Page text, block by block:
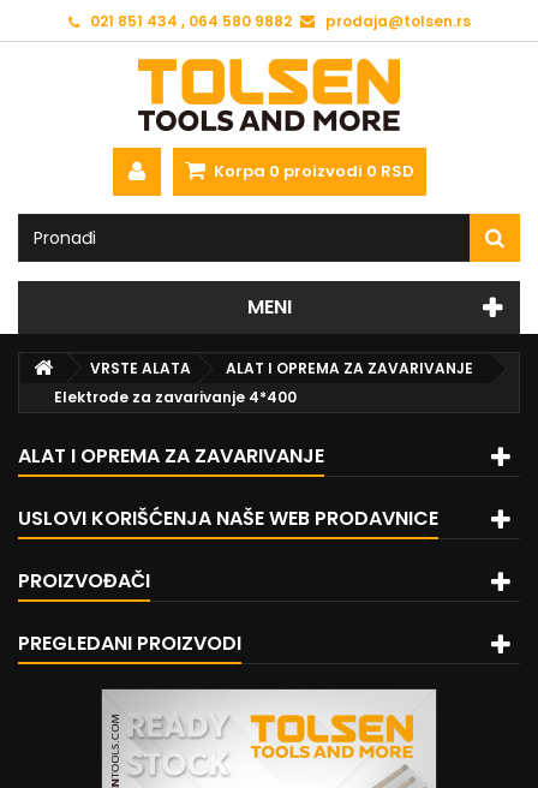
021 851 434 , 064 580 9882 prodaja@tolsen.rs
Korpa 0 proizvodi 0 RSD
MENI
VRSTE ALATA
ALAT I OPREMA ZA ZAVARIVANJE
Elektrode za zavarivanje 4*400
ALAT I OPREMA ZA ZAVARIVANJE
USLOVI KORIŠĆENJA NAŠE WEB PRODAVNICE
PROIZVOĐAČI
PREGLEDANI PROIZVODI